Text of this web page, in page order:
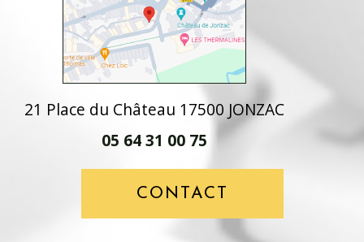
21 Place du Château 17500 JONZAC
05 64 31 00 75
CONTACT